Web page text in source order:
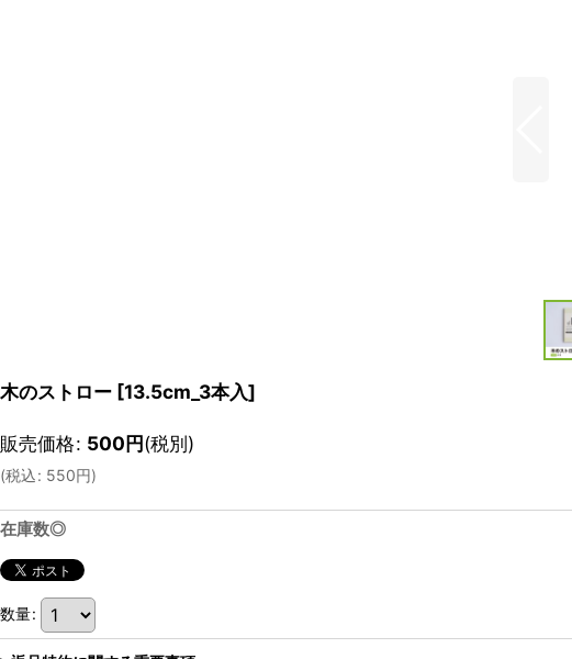
木のストロー [13.5cm_3本入]
販売価格: 500円(税別)
(税込: 550円)
在庫数◎
数量: